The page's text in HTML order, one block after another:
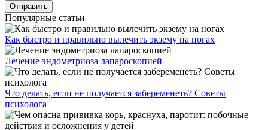
Популярные статьи
Как быстро и правильно вылечить экзему на ногах
Лечение эндометриоза лапароскопией
Что делать, если не получается забеременеть? Советы
психолога